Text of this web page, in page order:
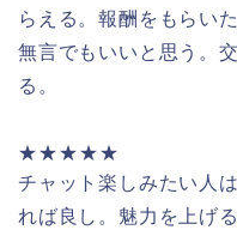
らえる。報酬をもらい
無言でもいいと思う。
る。
★★★★★
チャット楽しみたい人
れば良し。魅力を上げ